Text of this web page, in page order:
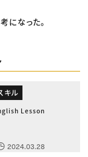
になった。
キル
Lesson
2024.03.28